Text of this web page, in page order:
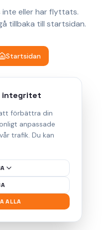
integritet
förbättra din
anpassade
trafik. Du kan
ALLA
inte eller har flyttats.
tillbaka till startsidan.
Startsidan